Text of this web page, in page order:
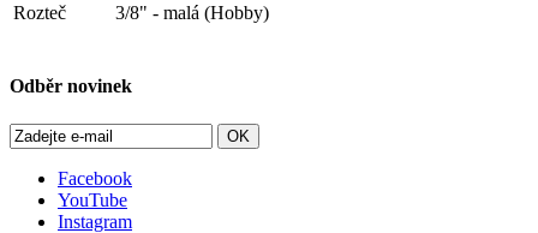
Rozteč
3/8" - malá (Hobby)
Odběr novinek
OK
Facebook
YouTube
Instagram